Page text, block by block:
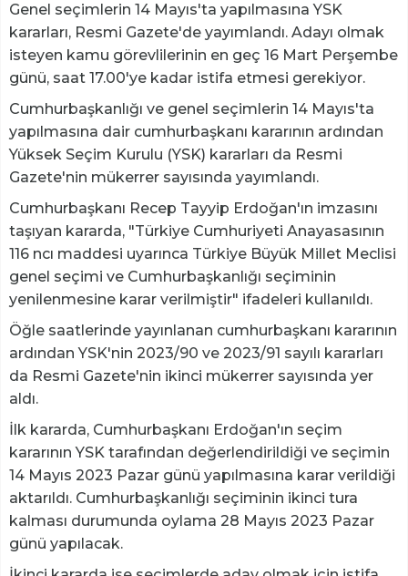
Genel seçimlerin 14 Mayıs'ta yapılmasına YSK
kararları, Resmi Gazete'de yayımlandı. Adayı olmak
isteyen kamu görevlilerinin en geç 16 Mart Perşembe
günü, saat 17.00'ye kadar istifa etmesi gerekiyor.
Cumhurbaşkanlığı ve genel seçimlerin 14 Mayıs'ta
yapılmasına dair cumhurbaşkanı kararının ardından
Yüksek Seçim Kurulu (YSK) kararları da Resmi
Gazete'nin mükerrer sayısında yayımlandı.
Cumhurbaşkanı Recep Tayyip Erdoğan'ın imzasını
taşıyan kararda, "Türkiye Cumhuriyeti Anayasasının
116 ncı maddesi uyarınca Türkiye Büyük Millet Meclisi
genel seçimi ve Cumhurbaşkanlığı seçiminin
yenilenmesine karar verilmiştir" ifadeleri kullanıldı.
Öğle saatlerinde yayınlanan cumhurbaşkanı kararının
ardından YSK'nin 2023/90 ve 2023/91 sayılı kararları
da Resmi Gazete'nin ikinci mükerrer sayısında yer
aldı.
İlk kararda, Cumhurbaşkanı Erdoğan'ın seçim
kararının YSK tarafından değerlendirildiği ve seçimin
14 Mayıs 2023 Pazar günü yapılmasına karar verildiği
aktarıldı. Cumhurbaşkanlığı seçiminin ikinci tura
kalması durumunda oylama 28 Mayıs 2023 Pazar
günü yapılacak.